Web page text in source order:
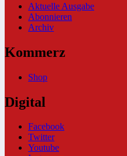
Aktuelle Ausgabe
Abonnieren
Archiv
Kommerz
Shop
Digital
Facebook
Twitter
Youtube